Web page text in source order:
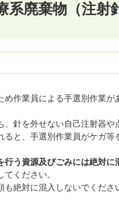
系廃棄物（注射
作業員による手選別作業が
針を外せない自己注射器や
と、手選別作業員がケガ等
行う資源及びごみには絶対に
てください。
絶対に混入しないでくださ